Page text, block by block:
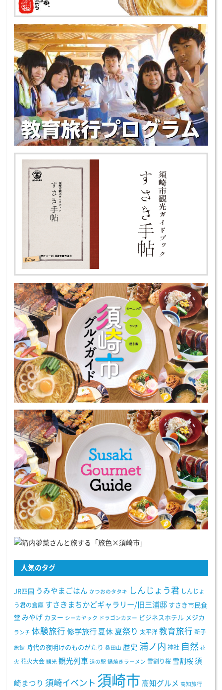
人気のタグ
JR四国 うみやまごはん かつおのタタキ しんじょう君 しんじょ
う君の倉庫 すさきまちかどギャラリー/旧三浦邸 すさき市民食
堂 みやげ カヌー シーカヤック ドラゴンカヌー ビジネスホテル メジカ
ランチ 体験旅行 修学旅行 夏休 夏祭り 太平洋 教育旅行 新子
旅館 時代の夜明けのものがたり 桑田山 歴史 浦ノ内 神社 自然 花
火 花火大会 観光 観光列車 道の駅 鍋焼きラーメン 雪割り桜 雪割桜 須
崎まつり 須崎イベント 須崎市 高知グルメ 高知旅行